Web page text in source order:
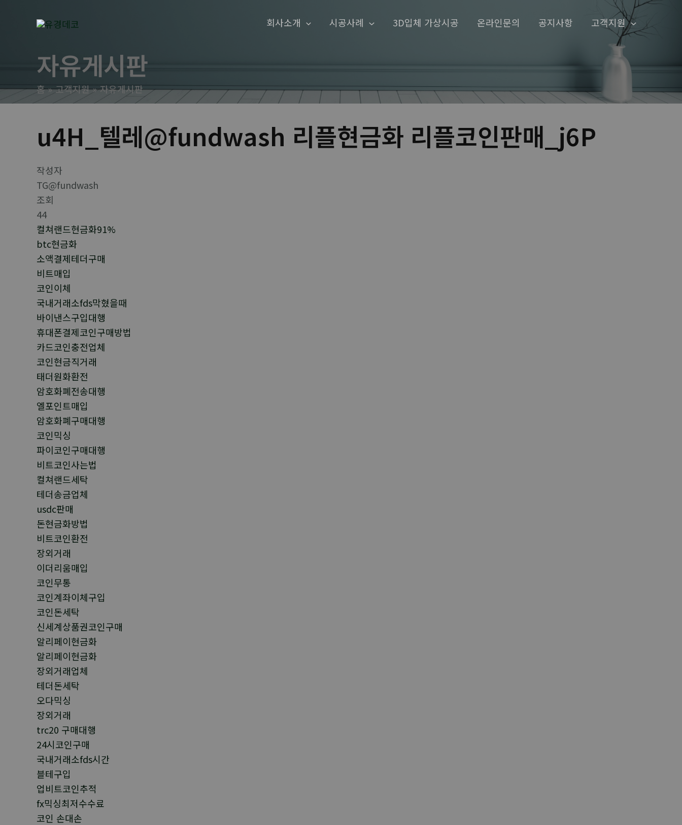
회사소개 시공사례 3D입체 가상시공 온라인문의 공지사항 고객지원
자유게시판
홈 고객지원 자유게시판
u4H_텔레@fundwash 리플현금화 리플코인판매_j6P
작성자
TG@fundwash
조회
44
컬쳐랜드현금화91%
btc현금화
소액결제테더구매
비트매입
코인이체
국내거래소fds막혔을때
바이낸스구입대행
휴대폰결제코인구매방법
카드코인충전업체
코인현금직거래
태더원화환전
암호화폐전송대행
엘포인트매입
암호화폐구매대행
코인믹싱
파이코인구매대행
비트코인사는법
컬쳐랜드세탁
테더송금업체
usdc판매
돈현금화방법
비트코인환전
장외거래
이더리움매입
코인무통
코인계좌이체구입
코인돈세탁
신세계상품권코인구매
알리페이현금화
알리페이현금화
장외거래업체
테더돈세탁
오다믹싱
장외거래
trc20 구매대행
24시코인구매
국내거래소fds시간
블테구입
업비트코인추적
fx믹싱최저수수료
코인 손대손